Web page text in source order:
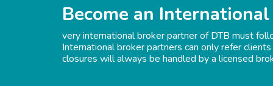
Become an
very international broker partner of DTB must
International broker partners can only refer
closures will always be handled by a licensed